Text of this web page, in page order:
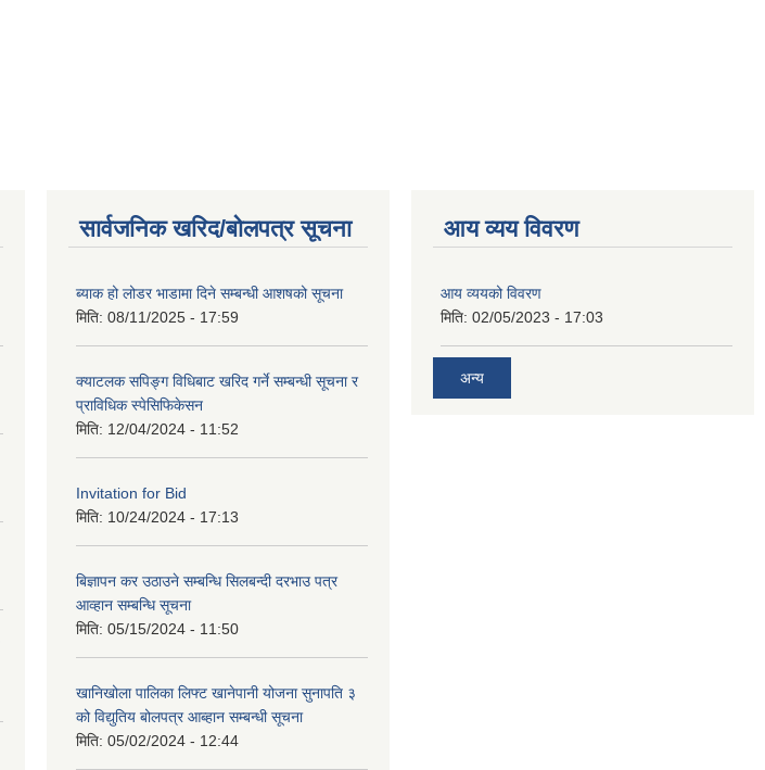
सार्वजनिक खरिद/बोलपत्र सूचना
ब्याक हो लोडर भाडामा दिने सम्बन्धी आशषको सूचना
मिति: 08/11/2025 - 17:59
क्याटलक सपिङ्ग विधिबाट खरिद गर्ने सम्बन्धी सूचना र
प्राविधिक स्पेसिफिकेसन
मिति: 12/04/2024 - 11:52
Invitation for Bid
मिति: 10/24/2024 - 17:13
बिज्ञापन कर उठाउने सम्बन्धि सिलबन्दी दरभाउ पत्र
आव्हान सम्बन्धि सूचना
मिति: 05/15/2024 - 11:50
खानिखोला पालिका लिफ्ट खानेपानी योजना सुनापति ३
को विद्युतिय बोलपत्र आब्हान सम्बन्धी सूचना
मिति: 05/02/2024 - 12:44
आय व्यय विवरण
आय व्ययको विवरण
मिति: 02/05/2023 - 17:03
अन्य